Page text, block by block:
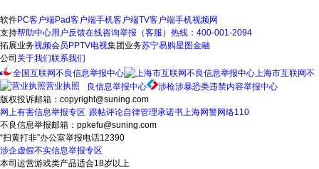
软件PC客户端Pad客户端手机客户端TV客户端手机视频网
支持帮助中心用户反馈在线咨询举报（客服）热线：400-001-2094
拓展业务视频会员 PPTV电视集团业务苏宁易购星图金融
公司 关于我们联系我们
全国互联网不良信息举报中心
上海市互联网不
良信息举报中心
涉枪涉暴恐类违禁内容举报中心
营业执照
版权投诉邮箱：copyright@suning.com
跟帖评论自律管理承诺书
网上有害信息举报专区
上海网警网络110
不良信息举报邮箱：ppkefu@suning.com
“扫黄打非”办公室举报电话12390
涉企虚假不实信息举报专区
本司运营游戏类产品适合18岁以上